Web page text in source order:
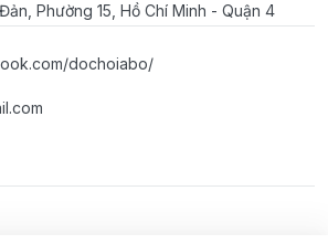
Phường 15, Hồ Chí Minh - Quận 4
dochoiabo/